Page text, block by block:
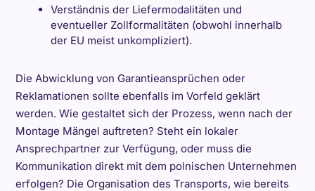
Verständnis der Liefermodalitäten und
eventueller Zollformalitäten (obwohl innerhalb
der EU meist unkompliziert).
Die Abwicklung von Garantieansprüchen oder
Reklamationen sollte ebenfalls im Vorfeld geklärt
werden. Wie gestaltet sich der Prozess, wenn nach der
Montage Mängel auftreten? Steht ein lokaler
Ansprechpartner zur Verfügung, oder muss die
Kommunikation direkt mit dem polnischen Unternehmen
erfolgen? Die Organisation des Transports, wie bereits